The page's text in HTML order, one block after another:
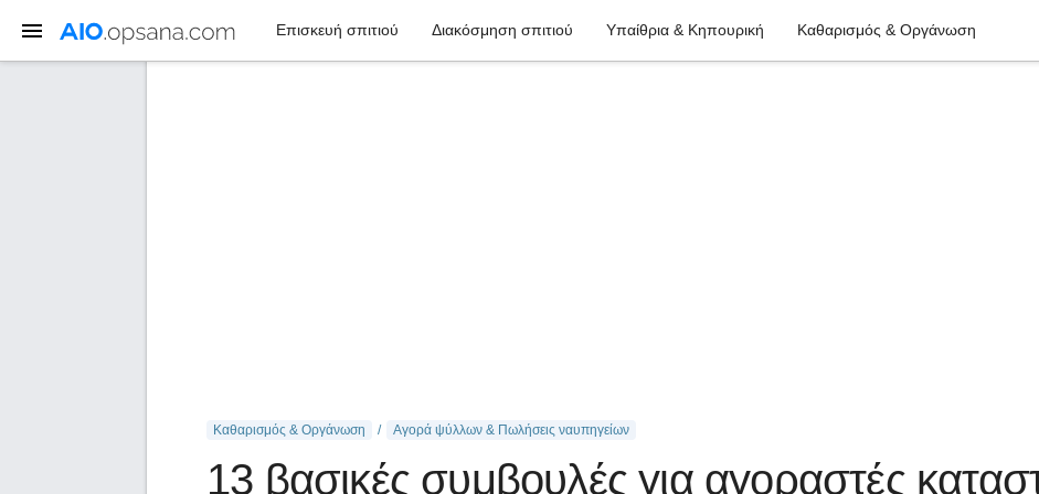
Επισκευή σπιτιού Διακόσμηση σπιτιού Υπαίθρια & Κηπουρική Καθαρισμός & Οργάνωση
Καθαρισμός & Οργάνωση Αγορά ψύλλων & Πωλήσεις ναυπηγείων
13 βασικές συμβουλές για αγοραστές